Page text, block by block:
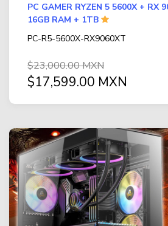
PC GAMER RYZEN 5 5600X + RX
16GB RAM + 1TB
PC-R5-5600X-RX9060XT
$23,000.00 MXN
$17,599.00 MXN